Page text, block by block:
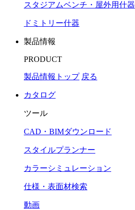
スタジアムベンチ・屋外用什器
ドミトリー什器
製品情報
PRODUCT
製品情報トップ 戻る
カタログ
ツール
CAD・BIMダウンロード
スタイルプランナー
カラーシミュレーション
仕様・表面材検索
動画